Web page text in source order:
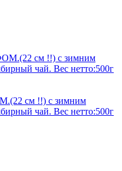
см !!) с зимним
чай. Вес нетто:500г